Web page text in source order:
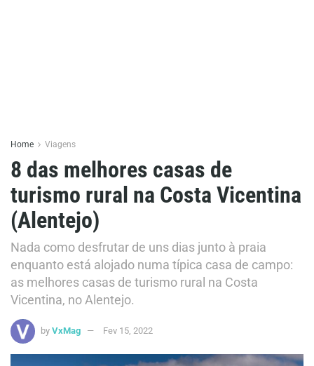
Home Viagens
8 das melhores casas de
turismo rural na Costa Vicentina
(Alentejo)
Nada como desfrutar de uns dias junto à praia
enquanto está alojado numa típica casa de campo:
as melhores casas de turismo rural na Costa
Vicentina, no Alentejo.
by VxMag Fev 15, 2022